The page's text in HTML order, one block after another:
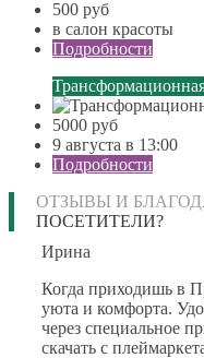
500 руб
в салон красоты
Подробности
5000 руб
9 августа в 13:00
Подробности
ОТЗЫВЫ И
ПОСЕТИТЕЛИ?
Ирина
Когда приходишь в
уюта и комфорта.
через специальное
скачать с